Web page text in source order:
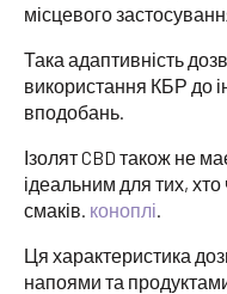
місцевого
Така адаптивність
використання КБР до
вподобань.
Ізолят CBD також не
ідеальним для тих,
смаків. коноплі.
Ця характеристика
напоями та